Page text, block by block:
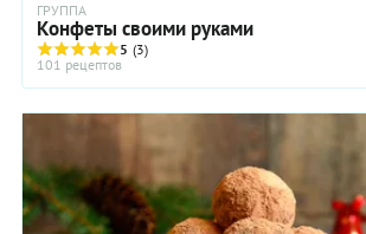
ГРУППА
Конфеты своими руками
5 (3)
101 рецептов